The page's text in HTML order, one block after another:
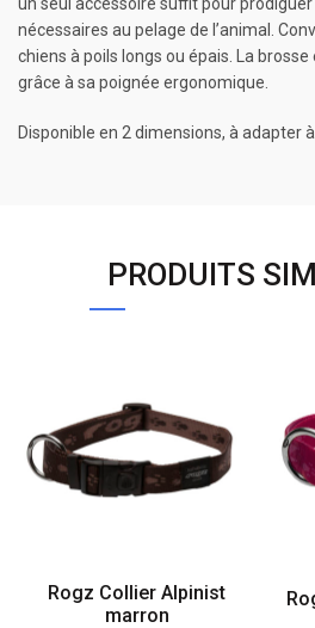
nécessaires au pelage de l’animal.
chiens à poils longs ou épais. La
grâce à sa poignée ergonomique.
Disponible en 2 dimensions, à adapter à
PRODUITS
Rogz Collier Alpinist
marron